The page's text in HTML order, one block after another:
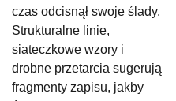
czas odcisnął swoje ślady.
Strukturalne linie,
siateczkowe wzory i
drobne przetarcia sugerują
fragmenty zapisu, jakby